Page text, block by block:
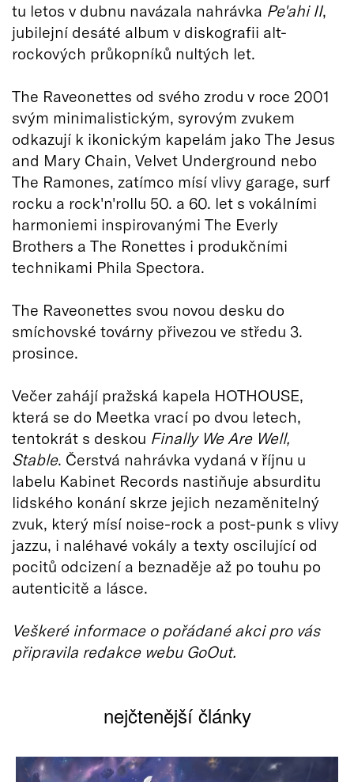
tu letos v dubnu navázala nahrávka Pe'ahi II,
jubilejní desáté album v diskografii alt-
rockových průkopníků nultých let.
The Raveonettes od svého zrodu v roce 2001
svým minimalistickým, syrovým zvukem
odkazují k ikonickým kapelám jako The Jesus
and Mary Chain, Velvet Underground nebo
The Ramones, zatímco mísí vlivy garage, surf
rocku a rock'n'rollu 50. a 60. let s vokálními
harmoniemi inspirovanými The Everly
Brothers a The Ronettes i produkčními
technikami Phila Spectora.
The Raveonettes svou novou desku do
smíchovské továrny přivezou ve středu 3.
prosince.
Večer zahájí pražská kapela HOTHOUSE,
která se do Meetka vrací po dvou letech,
tentokrát s deskou Finally We Are Well,
Stable. Čerstvá nahrávka vydaná v říjnu u
labelu Kabinet Records nastiňuje absurditu
lidského konání skrze jejich nezaměnitelný
zvuk, který mísí noise-rock a post-punk s vlivy
jazzu, i naléhavé vokály a texty oscilující od
pocitů odcizení a beznaděje až po touhu po
autenticitě a lásce.
Veškeré informace o pořádané akci pro vás
připravila redakce webu GoOut.
nejčtenější články